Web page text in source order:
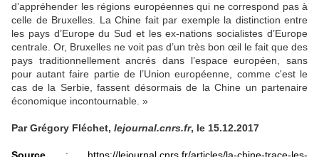
d’appréhender les régions européennes qui ne correspond pas à
celle de Bruxelles. La Chine fait par exemple la distinction entre
les pays d’Europe du Sud et les ex-nations socialistes d’Europe
centrale. Or, Bruxelles ne voit pas d’un très bon œil le fait que des
pays traditionnellement ancrés dans l’espace européen, sans
pour autant faire partie de l’Union européenne, comme c'est le
cas de la Serbie, fassent désormais de la Chine un partenaire
économique incontournable. »
Par Grégory Fléchet, lejournal.cnrs.fr, le 15.12.2017